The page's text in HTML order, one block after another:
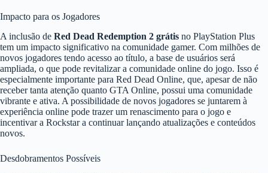
Impacto para os Jogadores
A inclusão de Red Dead Redemption 2 grátis no PlayStation Plus
tem um impacto significativo na comunidade gamer. Com milhões de
novos jogadores tendo acesso ao título, a base de usuários será
ampliada, o que pode revitalizar a comunidade online do jogo. Isso é
especialmente importante para Red Dead Online, que, apesar de não
receber tanta atenção quanto GTA Online, possui uma comunidade
vibrante e ativa. A possibilidade de novos jogadores se juntarem à
experiência online pode trazer um renascimento para o jogo e
incentivar a Rockstar a continuar lançando atualizações e conteúdos
novos.
Desdobramentos Possíveis